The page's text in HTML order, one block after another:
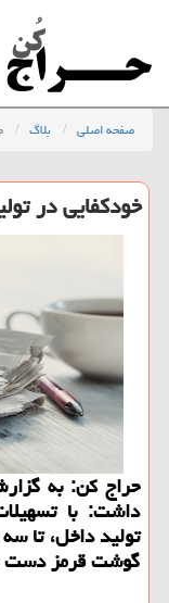
صفحه اصلی بلاگ
خودکفایی در تولید
حراج کن: به
داشت: با
تولید داخل، تا
گوشت قرمز دست